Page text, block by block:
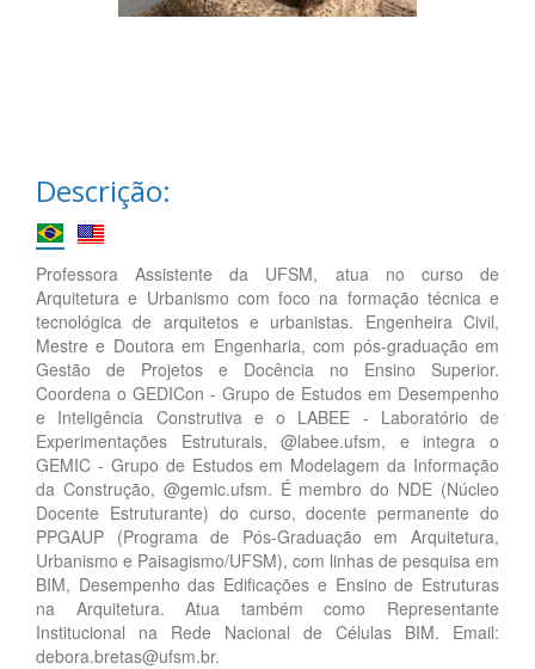
Descrição:
Professora Assistente da UFSM, atua no curso de
Arquitetura e Urbanismo com foco na formação técnica e
tecnológica de arquitetos e urbanistas. Engenheira Civil,
Mestre e Doutora em Engenharia, com pós-graduação em
Gestão de Projetos e Docência no Ensino Superior.
Coordena o GEDICon - Grupo de Estudos em Desempenho
e Inteligência Construtiva e o LABEE - Laboratório de
Experimentações Estruturais, @labee.ufsm, e integra o
GEMIC - Grupo de Estudos em Modelagem da Informação
da Construção, @gemic.ufsm. É membro do NDE (Núcleo
Docente Estruturante) do curso, docente permanente do
PPGAUP (Programa de Pós-Graduação em Arquitetura,
Urbanismo e Paisagismo/UFSM), com linhas de pesquisa em
BIM, Desempenho das Edificações e Ensino de Estruturas
na Arquitetura. Atua também como Representante
Institucional na Rede Nacional de Células BIM. Email:
debora.bretas@ufsm.br.